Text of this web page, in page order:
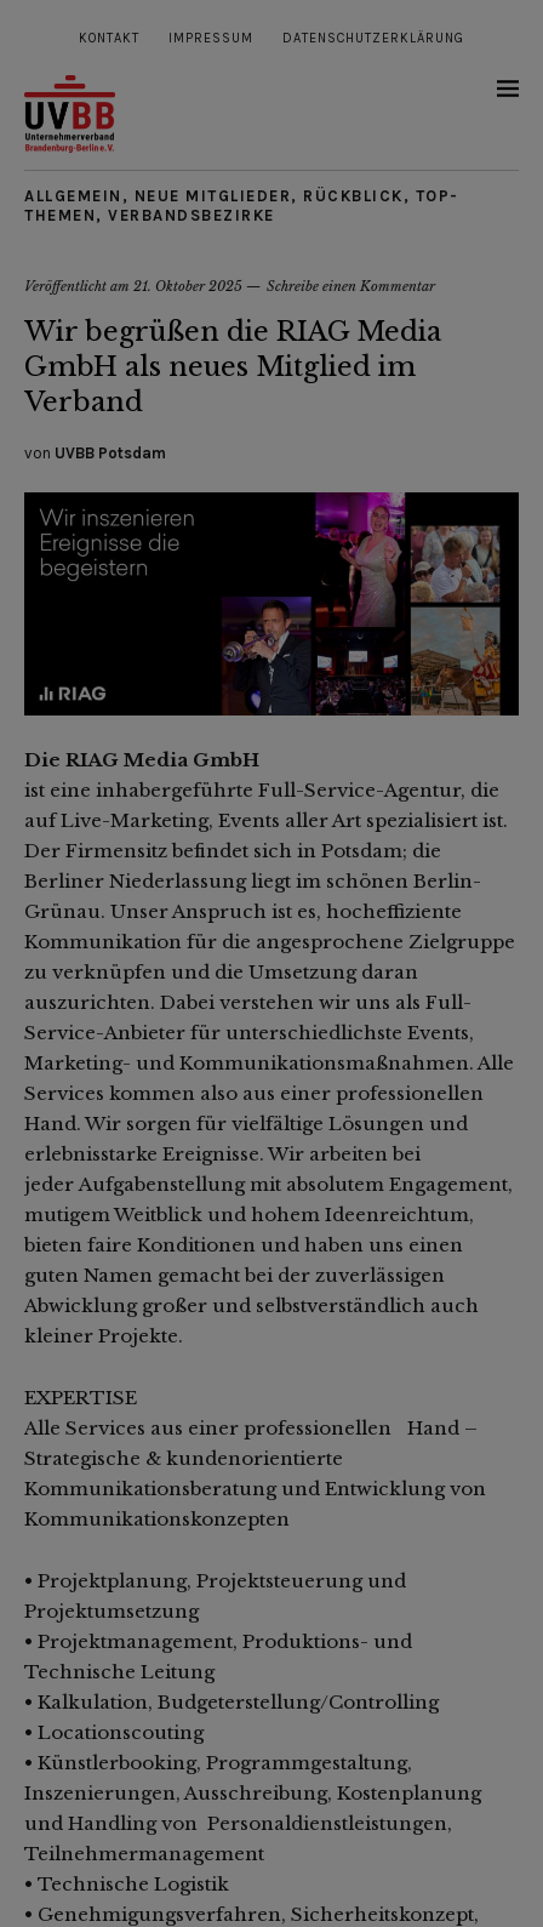
KONTAKT IMPRESSUM DATENSCHUTZERKLÄRUNG
ALLGEMEIN , NEUE MITGLIEDER , RÜCKBLICK , TOP-
THEMEN , VERBANDSBEZIRKE
Veröffentlicht am 21. Oktober 2025 Schreibe einen Kommentar
Wir begrüßen die RIAG Media
GmbH als neues Mitglied im
Verband
von UVBB Potsdam
Die RIAG Media GmbH
ist eine inhabergeführte Full-Service-Agentur, die
auf Live-Marketing, Events aller Art spezialisiert ist.
Der Firmensitz befindet sich in Potsdam; die
Berliner Niederlassung liegt im schönen Berlin-
Grünau. Unser Anspruch ist es, hocheffiziente
Kommunikation für die angesprochene Zielgruppe
zu verknüpfen und die Umsetzung daran
auszurichten. Dabei verstehen wir uns als Full-
Service-Anbieter für unterschiedlichste Events,
Marketing- und Kommunikationsmaßnahmen. Alle
Services kommen also aus einer professionellen
Hand. Wir sorgen für vielfältige Lösungen und
erlebnisstarke Ereignisse. Wir arbeiten bei
jeder Aufgabenstellung mit absolutem Engagement,
mutigem Weitblick und hohem Ideenreichtum,
bieten faire Konditionen und haben uns einen
guten Namen gemacht bei der zuverlässigen
Abwicklung großer und selbstverständlich auch
kleiner Projekte.
EXPERTISE
Alle Services aus einer professionellen Hand –
Strategische & kundenorientierte
Kommunikationsberatung und Entwicklung von
Kommunikationskonzepten
• Projektplanung, Projektsteuerung und
Projektumsetzung
• Projektmanagement, Produktions- und
Technische Leitung
• Kalkulation, Budgeterstellung/Controlling
• Locationscouting
• Künstlerbooking, Programmgestaltung,
Inszenierungen, Ausschreibung, Kostenplanung
und Handling von Personaldienstleistungen,
Teilnehmermanagement
• Technische Logistik
• Genehmigungsverfahren, Sicherheitskonzept,